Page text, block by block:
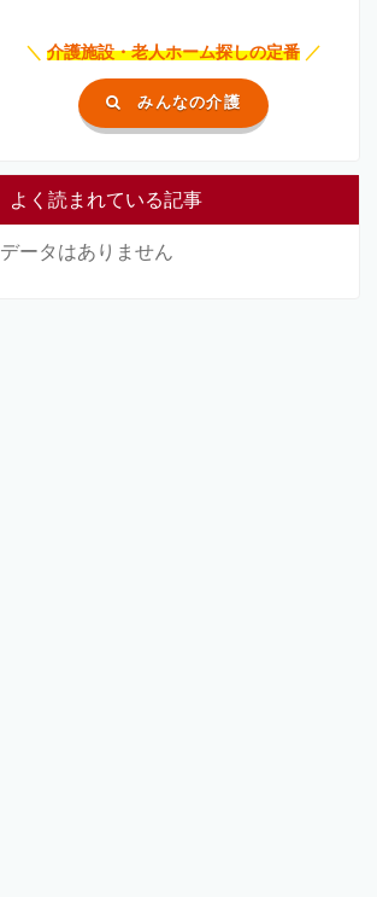
＼ 介護施設・老人ホーム探しの定番 ／
みんなの介護
よく読まれている記事
データはありません